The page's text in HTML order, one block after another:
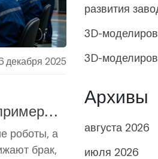
декабря 2025
и
роботы, а
брак,
Архивы
августа 2026
июля 2026